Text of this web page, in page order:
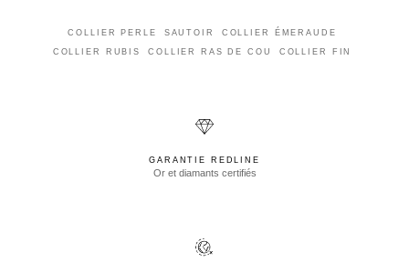
COLLIER PERLE SAUTOIR COLLIER ÉMERAUDE
COLLIER RUBIS COLLIER RAS DE COU COLLIER FIN
GARANTIE REDLINE
Or et diamants certifiés